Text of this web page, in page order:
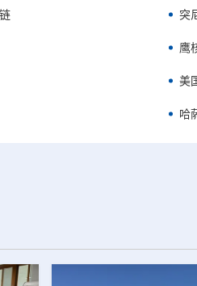
等方法也难以在微小尺度
决这一问题...
丹
突
鹰
美
哈